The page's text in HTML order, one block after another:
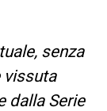
senza
vissuta
dalla Serie